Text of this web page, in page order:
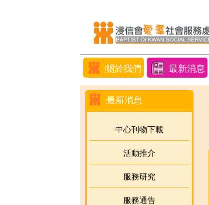
關於我們 最新消息
最新消息
中心刊物下載
活動推介
服務研究
服務通告